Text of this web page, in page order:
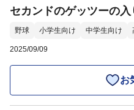
セカンドのゲッツーの入
野球 小学生向け 中学生向け
2025/09/09
お